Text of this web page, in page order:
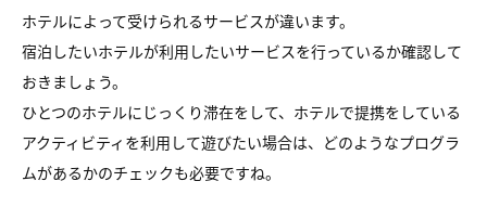
ホテルによって受けられるサービスが違います。
宿泊したいホテルが利用したいサービスを行っているか確認して
おきましょう。
ひとつのホテルにじっくり滞在をして、ホテルで提携をしている
アクティビティを利用して遊びたい場合は、どのようなプログラ
ムがあるかのチェックも必要ですね。